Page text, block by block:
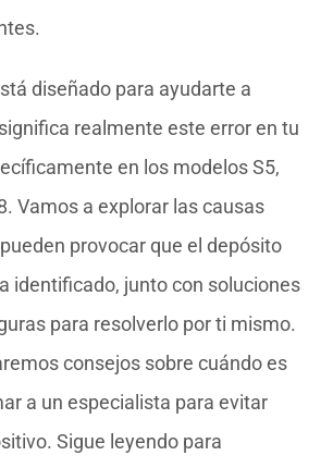
diseñado para ayudarte a
realmente este error en tu
en los modelos S5,
Vamos a explorar las causas
provocar que el depósito
identificado, junto con soluciones
para resolverlo por ti mismo.
consejos sobre cuándo es
a un especialista para evitar
Sigue leyendo para